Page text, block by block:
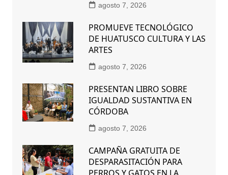
agosto 7, 2026
PROMUEVE TECNOLÓGICO
DE HUATUSCO CULTURA Y LAS
ARTES
agosto 7, 2026
PRESENTAN LIBRO SOBRE
IGUALDAD SUSTANTIVA EN
CÓRDOBA
agosto 7, 2026
CAMPAÑA GRATUITA DE
DESPARASITACIÓN PARA